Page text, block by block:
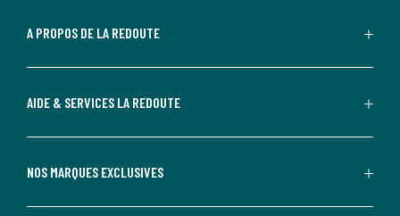
A PROPOS DE LA REDOUTE
AIDE & SERVICES LA REDOUTE
NOS MARQUES EXCLUSIVES